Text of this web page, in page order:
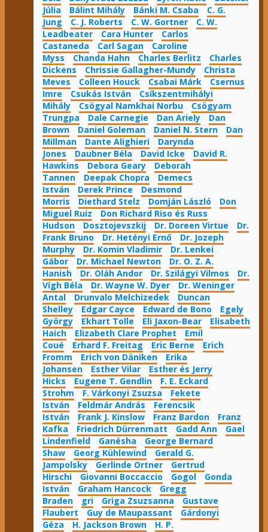
Júlia
Bálint Mihály Bánki M. Csaba
C. G.
Jung
C. J. Roberts C. W. Gortner
C. W.
Leadbeater
Cara Hunter
Carlos
Castaneda
Carl Sagan
Caroline
Myss
Chanda Hahn Charles Berlitz
Charles
Dickens
Chrissie Gallagher-Mundy
Christa
Meves
Colleen Houck Csabai Márk
Csernus
Imre
Csukás István
Csíkszentmihályi
Mihály
Csögyal Namkhai Norbu
Csögyam
Trungpa
Dale Carnegie Dan Ariely
Dan
Brown
Daniel Goleman Daniel N. Stern
Dan
Millman
Dante Alighieri
Darynda
Jones
Daubner Béla David Icke
David R.
Hawkins
Debora Geary
Deborah
Tannen
Deepak Chopra
Demecs
István
Derek Prince
Desmond
Morris
Diethard Stelz Domján László
Don
Miguel Ruiz
Don Richard Riso és Russ
Hudson
Dosztojevszkij Dr. Doreen Virtue
Dr.
Frank Bruno
Dr. Hetényi Ernő
Dr. Jozeph
Murphy
Dr. Komin Vladimir
Dr. Lenkei
Gábor
Dr. Michael Newton
Dr. O. Z. A.
Hanish
Dr. Oláh Andor Dr. Szilágyi Vilmos
Dr.
Vígh Béla
Dr. Wayne W. Dyer
Dr. Weninger
Antal
Drunvalo Melchizedek
Duncan
Shelley
Edgar Cayce Edward de Bono
Egely
György
Ekhart Tolle Eli Jaxon-Bear
Elisabeth
Haich
Elizabeth Clare Prophet
Emil
Coué
Erhard F. Freitag Eric Berne
Erich
Fromm
Erich von Däniken
Erika
Johansen
Esther Vilar
Esther és Jerry
Hicks
Eugene T. Gendlin
F. E. Eckard
Strohm
F. Várkonyi Zsuzsa
Fekete
István
Feldmár András
Ferencsik
István
Frank J. Kinslow Franz Bardon
Franz
Kafka
Friedrich Dürrenmatt Gadd Ann
Gael
Lindenfield
Ganésha
George Bernard
Shaw
Georg Kühlewind
Gerald G.
Jampolsky
Gerlinde Ortner
Gertrud
Hirschi
Giovanni Boccaccio Gogol
Gonda
István
Graham Hancock
Gregg
Braden
gri Griga Zsuzsanna
Gustave
Flaubert
Guy de Maupassant
Gárdonyi
Géza
H. Jackson Brown
H. P.